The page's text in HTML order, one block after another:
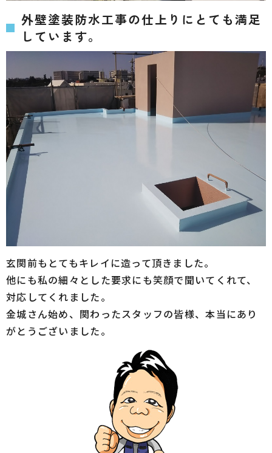
外壁塗装防水工事の仕上りにとても満足
しています。
玄関前もとてもキレイに造って頂きました。
他にも私の細々とした要求にも笑顔で聞いてくれて、
対応してくれました。
金城さん始め、関わったスタッフの皆様、本当にあり
がとうございました。